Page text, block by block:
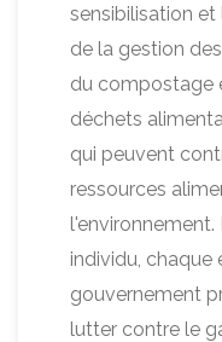
sensibilisation
de la gestion
du compostage
déchets
qui peuvent
ressources
individu, chaque
gouvernement
lutter contre le